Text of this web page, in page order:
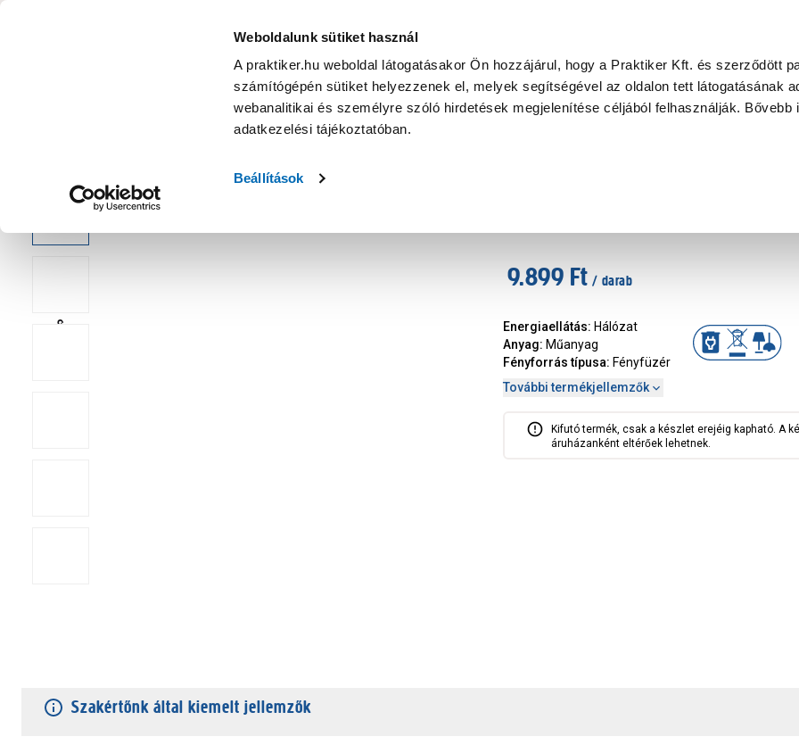
Weboldalunk sütiket használ
A praktiker.hu weboldal látogatásakor Ön hozzájárul, hogy a Praktiker Kft. és szerződött
számítógépén sütiket helyezzenek el, melyek segítségével az oldalon tett látogatásának
webanalitikai és személyre szóló hirdetések megjelenítése céljából felhasználják. Bővebb
adatkezelési tájékoztatóban.
Beállítások
KATEGÓRIÁK
Nyereményjáték Praktiker Professional Szakiajánló Ügyintézés és Információ
9.899 Ft / darab
Energiaellátás: Hálózat
Anyag: Műanyag
Fényforrás típusa: Fényfüzér
További termékjellemzők
Kifutó termék, csak a készlet erejéig kapható. A
áruházanként eltérőek lehetnek.
Szakértőnk által kiemelt jellemzők